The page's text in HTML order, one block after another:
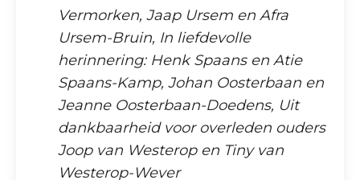
Vermorken, Jaap Ursem en Afra
Ursem-Bruin, In liefdevolle
herinnering: Henk Spaans en Atie
Spaans-Kamp, Johan Oosterbaan en
Jeanne Oosterbaan-Doedens, Uit
dankbaarheid voor overleden ouders
Joop van Westerop en Tiny van
Westerop-Wever